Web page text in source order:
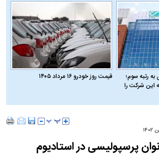
رتبه سوم؛
این شرکت را
قیمت روز خودرو ۱۶ مرداد ۱۴۰۵
پرسپولیسی در استادیوم